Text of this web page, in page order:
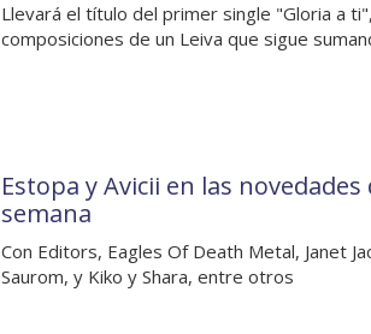
Llevará el título del primer single "Gloria a
composiciones de un Leiva que sigue
Estopa y Avicii en las
semana
Con Editors, Eagles Of Death Metal, Janet
Saurom, y Kiko y Shara, entre otros